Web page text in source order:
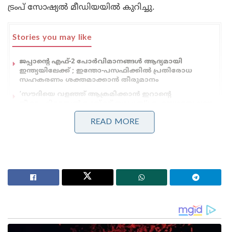
ട്രംപ് സോഷ്യൽ മീഡിയയിൽ കുറിച്ചു.
Stories you may like
ജപ്പാന്റെ എഫ്-2 പോർവിമാനങ്ങൾ ആദ്യമായി
ഇന്ത്യയിലേക്ക് ; ഇന്തോ-പസഫിക്കിൽ പ്രതിരോധ
സഹകരണം ശക്തമാക്കാൻ തീരുമാനം
‘സൗദിയെ വളഞ്ഞ് ആക്രമിക്കാൻ ഇറാന്റെ
മുന്നറിയിപ്പുമായി റിയാദ്
വിവരം. യുക്രെയ്‌നിലെ യുദ്ധം
അവസാനിപ്പിക്കുന്നതിനുള്ള ആദ്യപടിയായി വൈറ്റ്
സമാധാനത്തിനായുള്ള വിശാലമായ ചർച്ചകൾക്കുള്ള
നിർണായകമായ പ്രാരംഭ നീക്കമാണ് വെടിനിർത്തൽ
READ MORE